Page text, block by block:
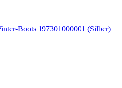
Boots 197301000001 (Silber)